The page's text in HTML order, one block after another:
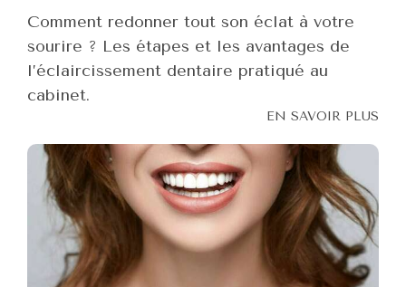
Comment redonner tout son éclat à votre
sourire ? Les étapes et les avantages de
l’éclaircissement dentaire pratiqué au
cabinet.
EN SAVOIR PLUS